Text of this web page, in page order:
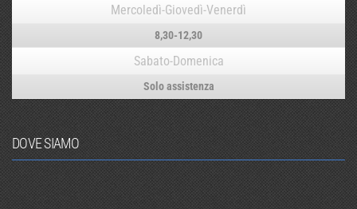
Mercoledì-Giovedì-Venerdì
8,30-12,30
Sabato-Domenica
Solo assistenza
DOVE SIAMO